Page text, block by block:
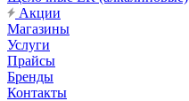
Акции
Магазины
Услуги
Прайсы
Бренды
Контакты